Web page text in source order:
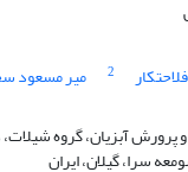
2 میر مسعود
آبزیان، گروه
سرا، گیلان، ایران